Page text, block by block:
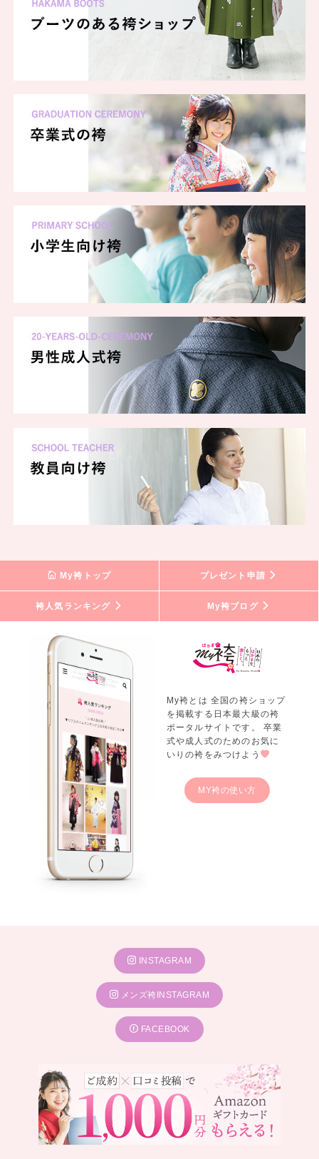
My袴トップ プレゼント申請
袴人気ランキング My袴ブログ
My袴とは 全国の袴ショップ
を掲載する日本最大級の袴
ポータルサイトです。 卒業
式や成人式のためのお気に
いりの袴をみつけよう
MY袴の使い方
INSTAGRAM
メンズ袴INSTAGRAM
FACEBOOK